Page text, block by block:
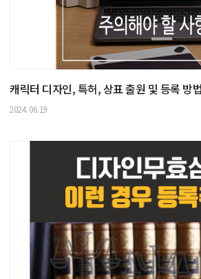
캐릭터 디자인, 특허, 상표 출원 및 등록 방
2024.06.19